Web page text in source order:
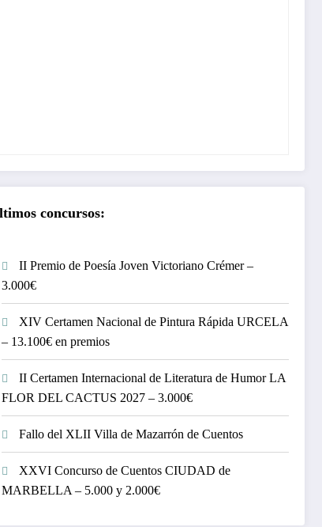
concursos:
II Premio de Poesía Joven Victoriano Crémer –
3.000€
XIV Certamen Nacional de Pintura Rápida URCELA
– 13.100€ en premios
II Certamen Internacional de Literatura de Humor LA
FLOR DEL CACTUS 2027 – 3.000€
Fallo del XLII Villa de Mazarrón de Cuentos
XXVI Concurso de Cuentos CIUDAD de
MARBELLA – 5.000 y 2.000€